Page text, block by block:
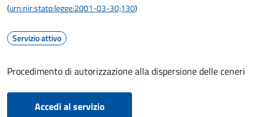
(urn:nir:stato:legge:2001-03-30;130)
Servizio attivo
Procedimento di autorizzazione alla dispersione delle ceneri
Accedi al servizio